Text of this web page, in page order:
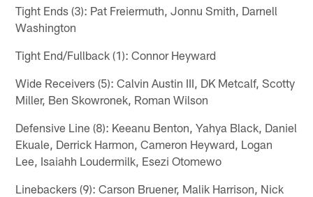
Tight Ends (3): Pat Freiermuth, Jonnu Smith, Darnell
Washington
Tight End/Fullback (1): Connor Heyward
Wide Receivers (5): Calvin Austin III, DK Metcalf, Scotty
Miller, Ben Skowronek, Roman Wilson
Defensive Line (8): Keeanu Benton, Yahya Black, Daniel
Ekuale, Derrick Harmon, Cameron Heyward, Logan
Lee, Isaiahh Loudermilk, Esezi Otomewo
Linebackers (9): Carson Bruener, Malik Harrison, Nick